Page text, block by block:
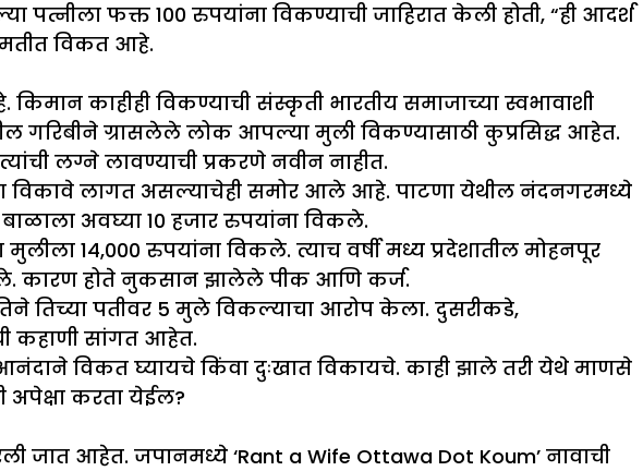
पत्नीला फक्त 100 रुपयांना विकण्याची जाहिरात केली होती, “ही आदर्श
विकत आहे.
काहीही विकण्याची संस्कृती भारतीय समाजाच्या स्वभावाशी
गरिबीने ग्रासलेले लोक आपल्या मुली विकण्यासाठी कुप्रसिद्ध आहेत.
लग्ने लावण्याची प्रकरणे नवीन नाहीत.
विकावे लागत असल्याचेही समोर आले आहे. पाटणा येथील नंदनगरमध्ये
अवघ्या 10 हजार रुपयांना विकले.
14,000 रुपयांना विकले. त्याच वर्षी मध्य प्रदेशातील मोहनपूर
कारण होते नुकसान झालेले पीक आणि कर्ज.
तिच्या पतीवर 5 मुले विकल्याचा आरोप केला. दुसरीकडे,
कहाणी सांगत आहेत.
विकत घ्यायचे किंवा दुःखात विकायचे. काही झाले तरी येथे माणसे
करता येईल?
आहेत. जपानमध्ये ‘Rant a Wife Ottawa Dot Koum’ नावाची